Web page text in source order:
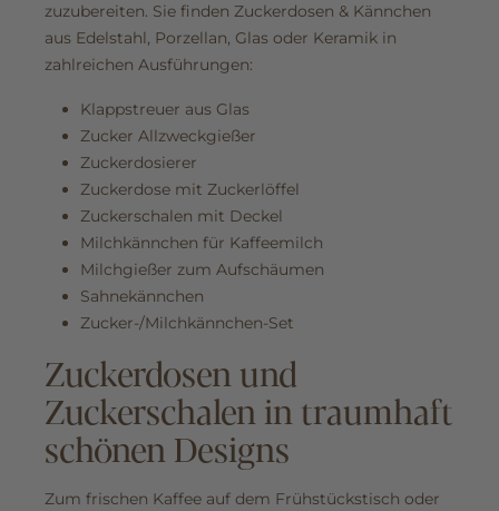
zuzubereiten. Sie finden Zuckerdosen & Kännchen
aus Edelstahl, Porzellan, Glas oder Keramik in
zahlreichen Ausführungen:
Klappstreuer aus Glas
Zucker Allzweckgießer
Zuckerdosierer
Zuckerdose mit Zuckerlöffel
Zuckerschalen mit Deckel
Milchkännchen für Kaffeemilch
Milchgießer zum Aufschäumen
Sahnekännchen
Zucker-/Milchkännchen-Set
Zuckerdosen und
Zuckerschalen in traumhaft
schönen Designs
Zum frischen Kaffee auf dem Frühstückstisch oder